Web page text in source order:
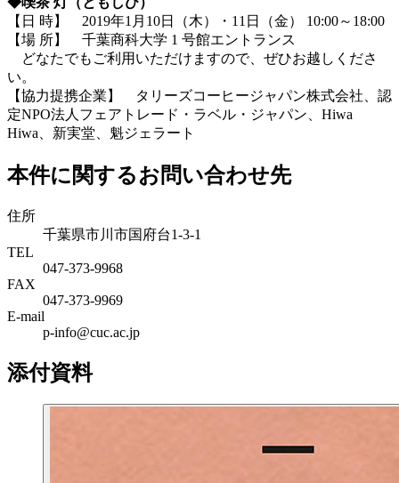
【日 時】 2019年1月10日（木）・11日（金） 10:00～18:00
【場 所】 千葉商科大学 1 号館エントランス
どなたでもご利用いただけますので、ぜひお越しくださ
い。
【協力提携企業】 タリーズコーヒージャパン株式会社、認
定NPO法人フェアトレード・ラベル・ジャパン、Hiwa
Hiwa、新実堂、魁ジェラート
本件に関するお問い合わせ先
住所
千葉県市川市国府台1-3-1
TEL
047-373-9968
FAX
047-373-9969
E-mail
p-info@cuc.ac.jp
添付資料